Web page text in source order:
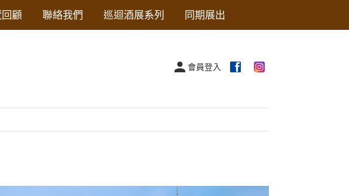
顧 聯絡我們 巡迴酒展系列 同期展出
會員登入